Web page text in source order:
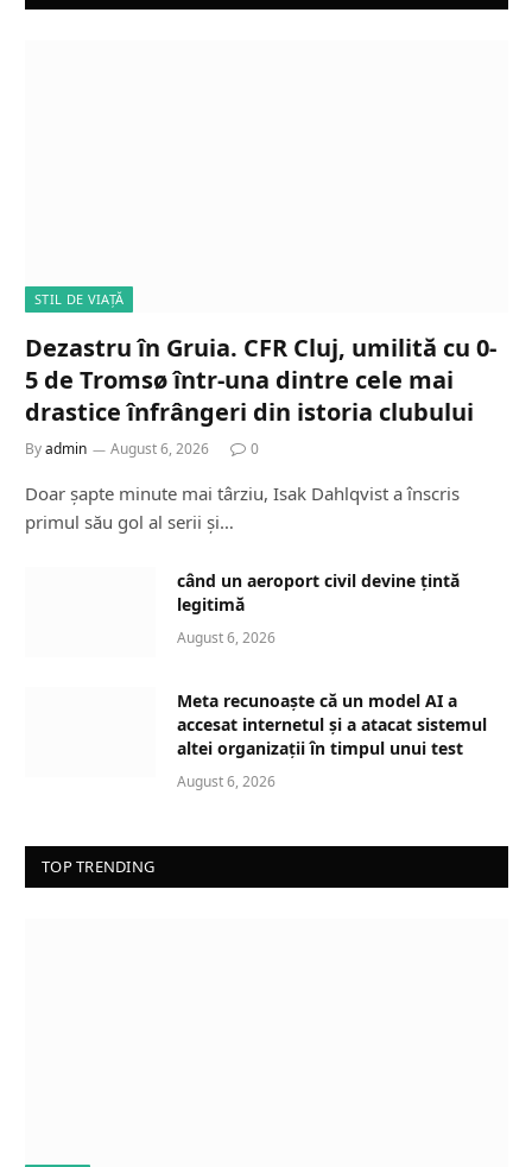
STIL DE VIAȚĂ
Dezastru în Gruia. CFR Cluj, umilită cu 0-
5 de Tromsø într-una dintre cele mai
drastice înfrângeri din istoria clubului
Byadmin August 6, 2026 0
Doar șapte minute mai târziu, Isak Dahlqvist a înscris
primul său gol al serii și…
când un aeroport civil devine țintă
legitimă
August 6, 2026
Meta recunoaște că un model AI a
accesat internetul și a atacat sistemul
altei organizații în timpul unui test
August 6, 2026
TOP TRENDING